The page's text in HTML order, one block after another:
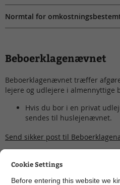
Normtal for
Beboerklagenævnet
Beboerklagenævnet træffer
lejere og udlejere i almennyttige
Hvis du bor i en privat
sendes til huslejenævnet.
Send sikker post til
Cookie Settings
Before entering this website we